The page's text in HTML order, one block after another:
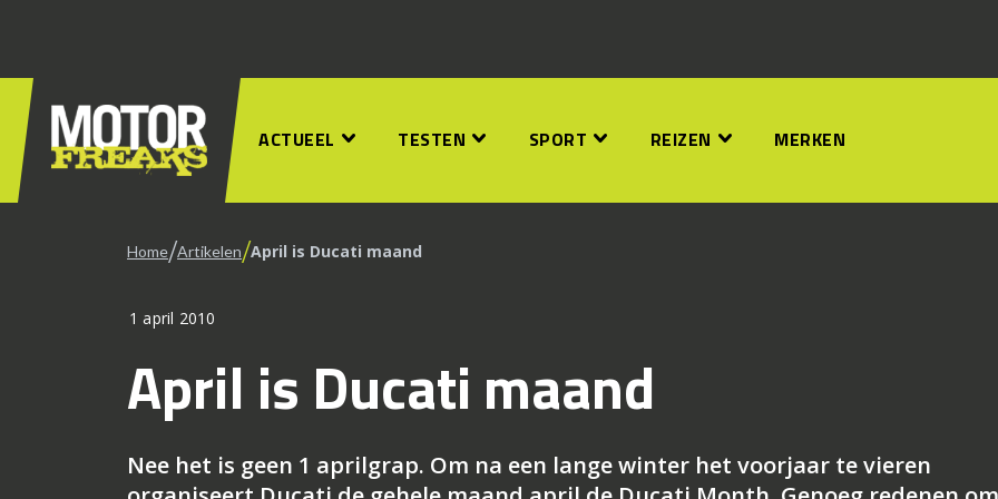
ACTUEEL TESTEN SPORT REIZEN MERKEN
Home/Artikelen/April is Ducati maand
1 april 2010
April is Ducati maand
Nee het is geen 1 aprilgrap. Om na een lange winter het voorjaar te vieren